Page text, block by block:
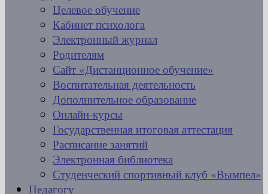
Целевое обучение
Кабинет психолога
Электронный журнал
Родителям
Сайт «Дистанционное обучение»
Воспитательная деятельность
Дополнительное образование
Онлайн-курсы
Государственная итоговая аттестация
Расписание занятий
Электронная библиотека
Студенческий спортивный клуб «Вымпел»
Педагогу